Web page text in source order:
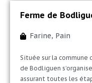
Ferme de
Farine, Pain
Située sur la commune
de Bodliguen
assurant toutes les